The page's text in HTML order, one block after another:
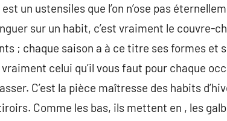
un ustensiles que l’on n’ose pas
sur un habit, c’est vraiment le couvre-
; chaque saison a à ce titre ses formes et
celui qu’il vous faut pour chaque
C’est la pièce maîtresse des habits
Comme les bas, ils mettent en , les